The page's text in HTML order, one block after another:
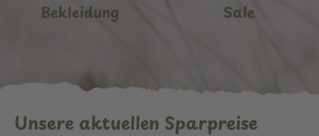
Bekleidung Sale
Unsere aktuellen Sparpreise